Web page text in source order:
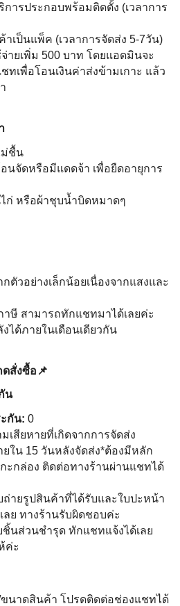
ารประกอบพร้อมติดตั้ง (เวลาการ
เป็นแพ็ค (เวลาการจัดส่ง 5-7วัน)
ายเพิ่ม 500 บาท โดยแอดมินจะ
ทเพื่อโอนเงินค่าส่งข้ามเกาะ แล้ว
ม่ชื้น
นจัดหรือมีแดดจ้า เพื่อยืดอายุการ
ก่ หรือผ้าชุบน้ำบิดหมาดๆ
ตัวอย่างเล็กน้อยเนื่องจากแสงและ
ษี สามารถทักแชทมาได้เลยค่ะ
ได้ภายในเดือนเดียวกัน
สั่งซื้อ📌
น
ะกัน: 0
เสียหายที่เกิดจากการจัดส่ง
ใน 15 วันหลังจัดส่ง*ต้องมีหลัก
ะกล่อง ติดต่อทางร้านผ่านแชทได้
ายรูปสินค้าที่ได้รับและใบปะหน้า
ลย ทางร้านรับผิดชอบค่ะ
นส่วนชำรุด ทักแชทแจ้งได้เลย
ค่ะ
ขนาดสินค้า โปรดติดต่อช่องแชทได้